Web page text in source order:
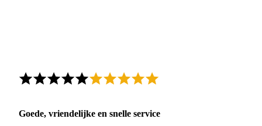
Goede, vriendelijke en snelle service